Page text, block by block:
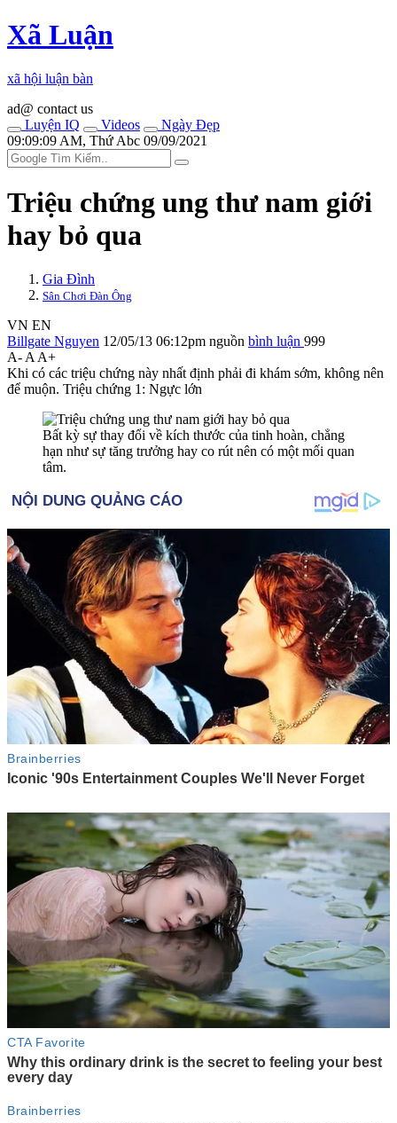
Xã Luận
xã hội luận bàn
ad@ contact us
Luyện IQ
Videos
Ngày Đẹp
09:09:09 AM, Thứ Abc 09/09/2021
Triệu chứng ung thư nam giới
hay bỏ qua
Gia Đình
Sân Chơi Đàn Ông
VN EN
Billgate Nguyen 12/05/13 06:12pm nguồn bình luận 999
A- A A+
Khi có các triệu chứng này nhất định phải đi khám sớm, không nên
để muộn. Triệu chứng 1: Ngực lớn
Bất kỳ sự thay đổi về kích thước của tinh hoàn, chẳng
hạn như sự tăng trưởng hay co rút nên có một mối quan
tâm.